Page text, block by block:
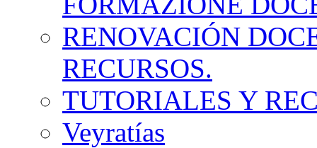
RENOVACIÓN
RECURSOS.
TUTORIALES Y
Veyratías